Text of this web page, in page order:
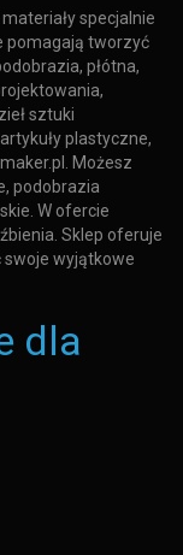
specjalnie
pomagają tworzyć
płótna,
sztuki
plastyczne,
Możesz
podobrazia
W ofercie
Sklep oferuje
wyjątkowe
dla